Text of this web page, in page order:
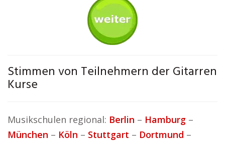
Stimmen von Teilnehmern der Gitarren
Kurse
Musikschulen regional: Berlin – Hamburg –
München – Köln – Stuttgart – Dortmund –